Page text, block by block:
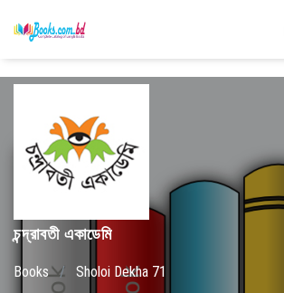
চন্দ্রাবতী একাডেমি
Books / Sholoi Dekha 71